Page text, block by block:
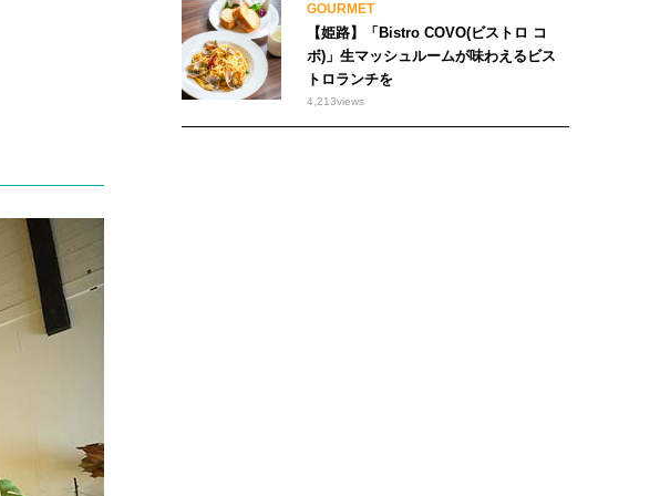
GOURMET
【姫路】「Bistro COVO(ビストロ コ
ボ)」生マッシュルームが味わえるビス
トロランチを
4,213views